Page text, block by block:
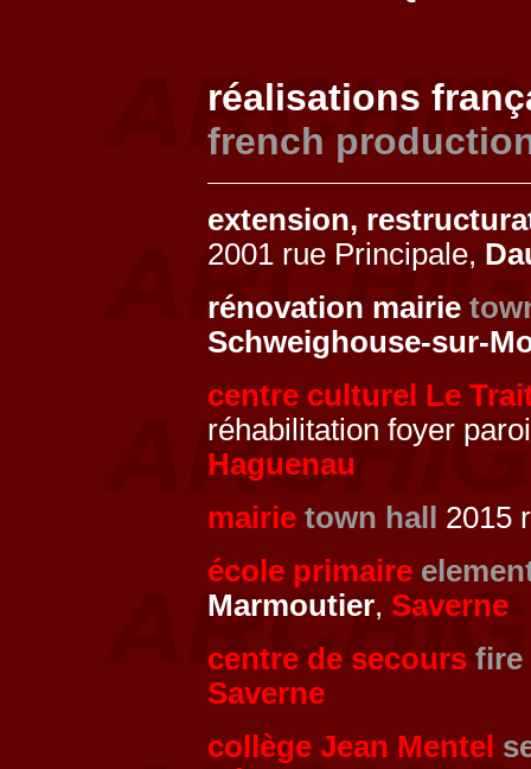
réalisations
french
extension,
2001 rue Principale,
rénovation mairie
Schweighouse-sur-
centre culturel Le
réhabilitation foyer
Haguenau
mairie town hall
2015
école primaire
Marmoutier, Saverne
centre de secours fire
Saverne
collège Jean Mentel